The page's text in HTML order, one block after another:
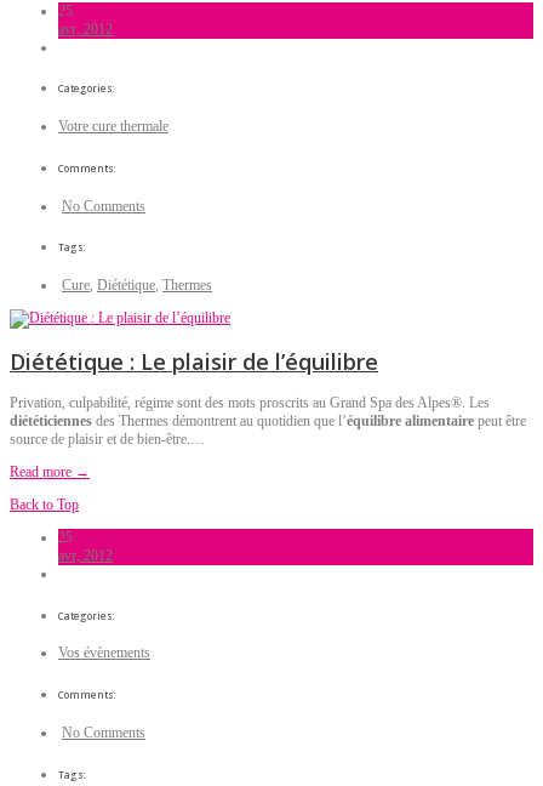
25
avr, 2012
Categories:
Votre cure thermale
Comments:
No Comments
Tags:
Cure, Diététique, Thermes
Diététique : Le plaisir de l’équilibre
Privation, culpabilité, régime sont des mots proscrits au Grand Spa des Alpes®. Les
diététiciennes des Thermes démontrent au quotidien que l’équilibre alimentaire peut être
source de plaisir et de bien-être.…
Read more →
Back to Top
25
avr, 2012
Categories:
Vos évènements
Comments:
No Comments
Tags: